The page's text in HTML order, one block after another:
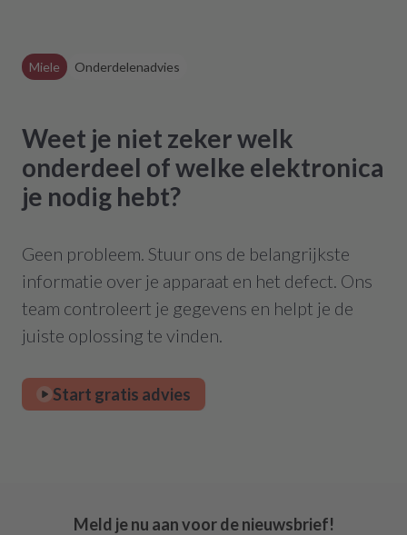
Miele Onderdelenadvies
Weet je niet zeker welk
onderdeel of welke elektronica
je nodig hebt?
Geen probleem. Stuur ons de belangrijkste
informatie over je apparaat en het defect. Ons
team controleert je gegevens en helpt je de
juiste oplossing te vinden.
Start gratis advies
Meld je nu aan voor de nieuwsbrief!